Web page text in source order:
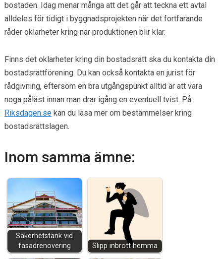
bostaden. Idag menar många att det går att teckna ett avtal
alldeles för tidigt i byggnadsprojekten när det fortfarande
råder oklarheter kring när produktionen blir klar.
Finns det oklarheter kring din bostadsrätt ska du kontakta din
bostadsrättförening. Du kan också kontakta en jurist för
rådgivning, eftersom en bra utgångspunkt alltid är att vara
noga påläst innan man drar igång en eventuell tvist. På
Riksdagen.sekan du läsa mer om bestämmelser kring
bostadsrättslagen.
Inom samma ämne:
Säkerhetstänk vid
fasadrenovering
Slipp inbrott hemma